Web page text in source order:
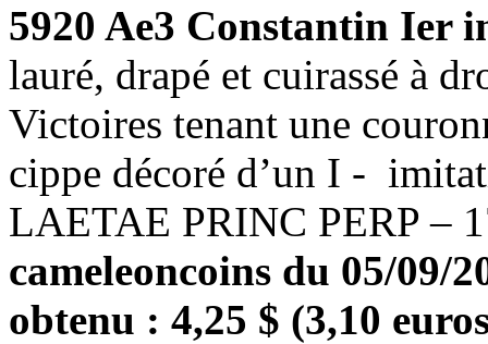
5920 Ae3 Constantin Ier
lauré, drapé et cuirassé
Victoires tenant une
cippe décoré d’un I -
LAETAE PRINC PERP –
cameleoncoins du 05/09/
obtenu : 4,25 $ (3,10